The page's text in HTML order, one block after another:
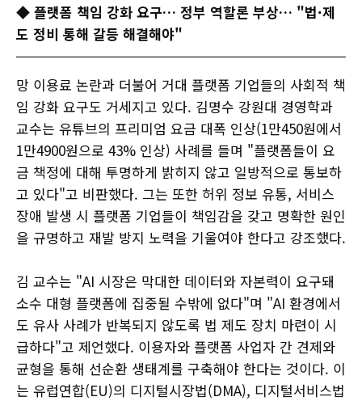
◆ 플랫폼 책임 강화 요구… 정부 역할론 부상… "법·제
도 정비 통해 갈등 해결해야"
망 이용료 논란과 더불어 거대 플랫폼 기업들의 사회적 책
임 강화 요구도 거세지고 있다. 김명수 강원대 경영학과
교수는 유튜브의 프리미엄 요금 대폭 인상(1만450원에서
1만4900원으로 43% 인상) 사례를 들며 "플랫폼들이 요
금 책정에 대해 투명하게 밝히지 않고 일방적으로 통보하
고 있다"고 비판했다. 그는 또한 허위 정보 유통, 서비스
장애 발생 시 플랫폼 기업들이 책임감을 갖고 명확한 원인
을 규명하고 재발 방지 노력을 기울여야 한다고 강조했다.
김 교수는 "AI 시장은 막대한 데이터와 자본력이 요구돼
소수 대형 플랫폼에 집중될 수밖에 없다"며 "AI 환경에서
도 유사 사례가 반복되지 않도록 법 제도 장치 마련이 시
급하다"고 제언했다. 이용자와 플랫폼 사업자 간 견제와
균형을 통해 선순환 생태계를 구축해야 한다는 것이다. 이
는 유럽연합(EU)의 디지털시장법(DMA), 디지털서비스법